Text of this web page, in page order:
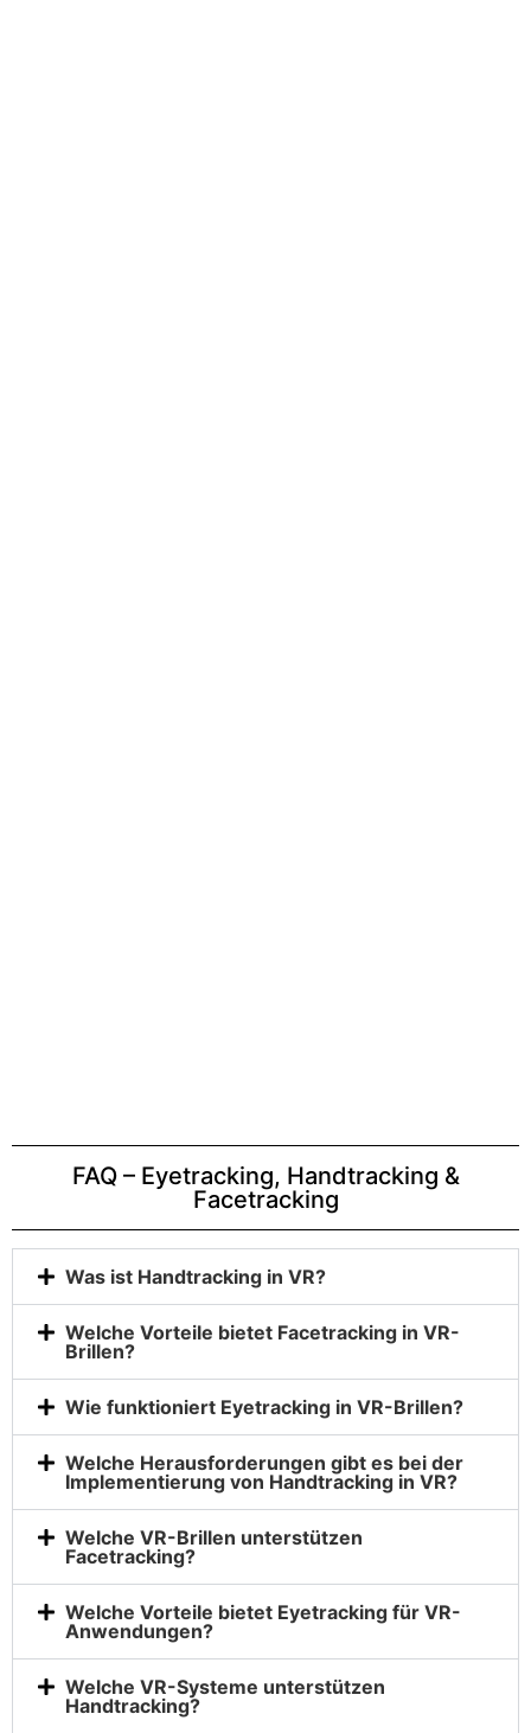
FAQ – Eyetracking, Handtracking &
Facetracking
Was ist Handtracking in VR?
Welche Vorteile bietet Facetracking in VR-
Brillen?
Wie funktioniert Eyetracking in VR-Brillen?
Welche Herausforderungen gibt es bei der
Implementierung von Handtracking in VR?
Welche VR-Brillen unterstützen
Facetracking?
Welche Vorteile bietet Eyetracking für VR-
Anwendungen?
Welche VR-Systeme unterstützen
Handtracking?